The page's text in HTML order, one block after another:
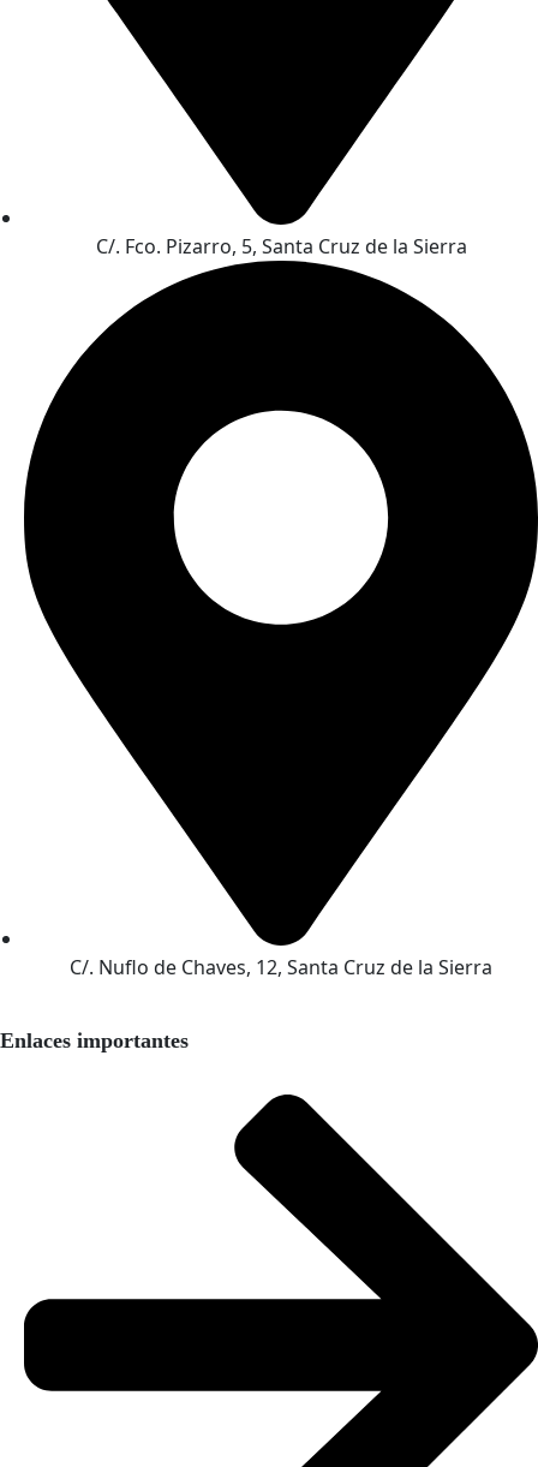
C/. Fco. Pizarro, 5, Santa Cruz de la Sierra
C/. Nuflo de Chaves, 12, Santa Cruz de la Sierra
Enlaces importantes